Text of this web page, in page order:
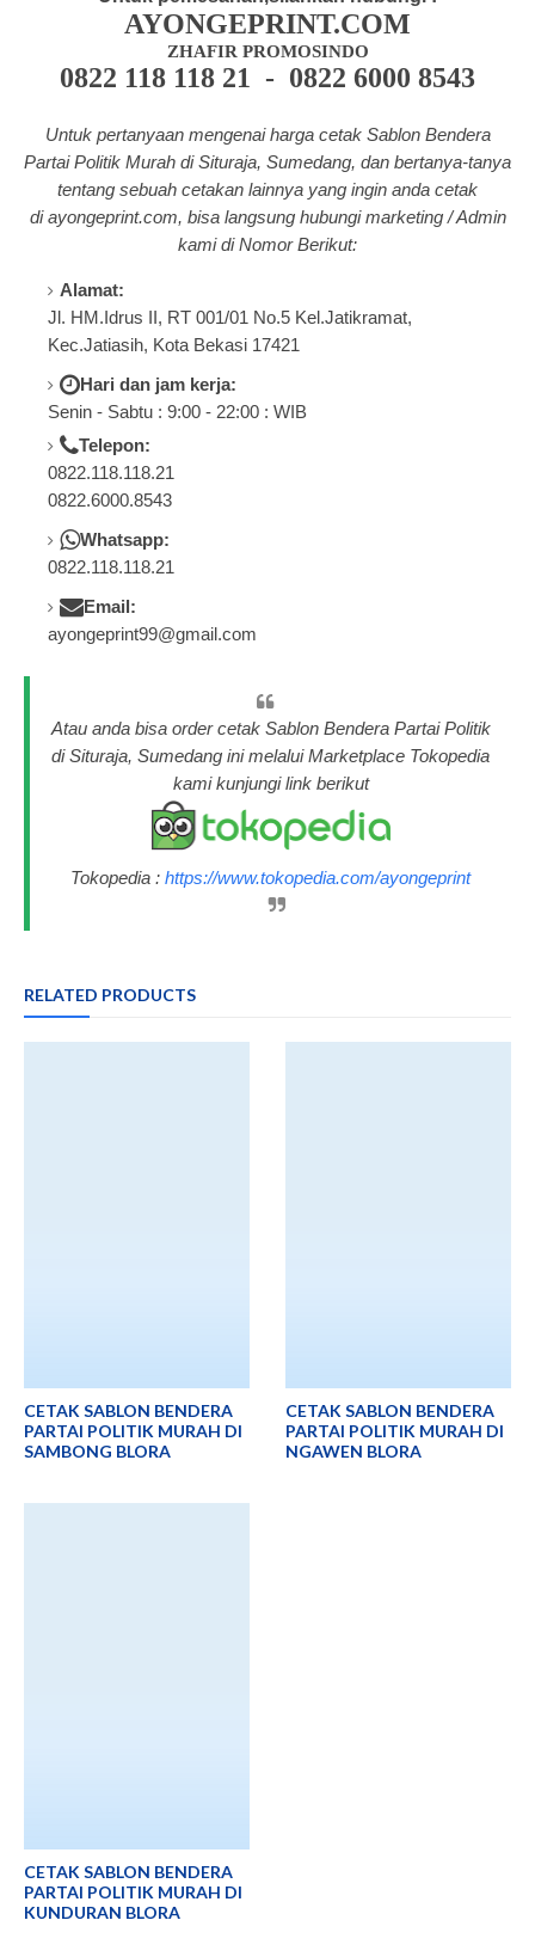
AYONGEPRINT.COM
ZHAFIR PROMOSINDO
0822 118 118 21 - 0822 6000 8543
Untuk pertanyaan mengenai harga cetak Sablon Bendera
Partai Politik Murah di Situraja, Sumedang, dan bertanya-tanya
tentang sebuah cetakan lainnya yang ingin anda cetak
di ayongeprint.com, bisa langsung hubungi marketing / Admin
kami di Nomor Berikut:
Alamat:
Jl. HM.Idrus II, RT 001/01 No.5 Kel.Jatikramat,
Kec.Jatiasih, Kota Bekasi 17421
Hari dan jam kerja:
Senin - Sabtu : 9:00 - 22:00 : WIB
Telepon:
0822.118.118.21
0822.6000.8543
Whatsapp:
0822.118.118.21
Email:
ayongeprint99@gmail.com
Atau anda bisa order cetak Sablon Bendera Partai Politik
di Situraja, Sumedang ini melalui Marketplace Tokopedia
kami kunjungi link berikut
Tokopedia : https://www.tokopedia.com/ayongeprint
RELATED PRODUCTS
CETAK SABLON BENDERA
PARTAI POLITIK MURAH DI
SAMBONG BLORA
CETAK SABLON BENDERA
PARTAI POLITIK MURAH DI
NGAWEN BLORA
CETAK SABLON BENDERA
PARTAI POLITIK MURAH DI
KUNDURAN BLORA